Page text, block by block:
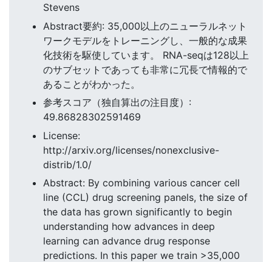
Stevens
Abstract要約: 35,000以上のニューラルネット
ワークモデルをトレーニングし、一般的な成果
化技術を駆使しています。 RNA-seqは128以上
のサブセットであっても非常に冗長で情報的で
あることがわかった。
参考スコア（独自算出の注目度）:
49.86828302591469
License:
http://arxiv.org/licenses/nonexclusive-
distrib/1.0/
Abstract: By combining various cancer cell
line (CCL) drug screening panels, the size of
the data has grown significantly to begin
understanding how advances in deep
learning can advance drug response
predictions. In this paper we train >35,000